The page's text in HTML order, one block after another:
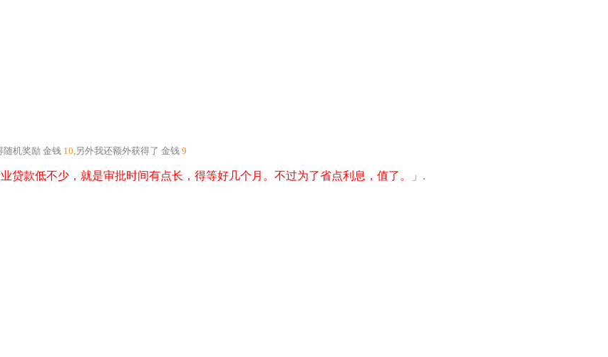
随机奖励 金钱 10 ,另外我还额外获得了 金钱 9
贷款低不少，就是审批时间有点长，得等好几个月。不过为了省点利息，值了。​ 」.